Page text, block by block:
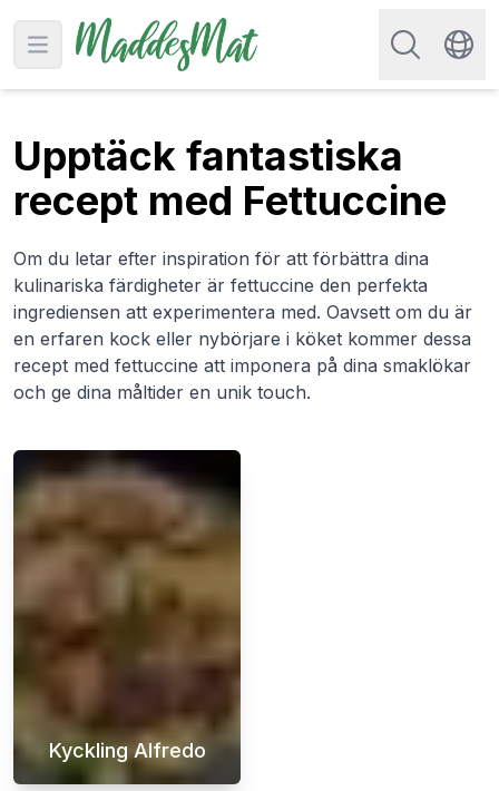
Open main menu
Sök efter
Upptäck fantastiska
recept med Fettuccine
Om du letar efter inspiration för att förbättra dina
kulinariska färdigheter är fettuccine den perfekta
ingrediensen att experimentera med. Oavsett om du är
en erfaren kock eller nybörjare i köket kommer dessa
recept med fettuccine att imponera på dina smaklökar
och ge dina måltider en unik touch.
Kyckling Alfredo
Kyckling Alfredo är en maträtt som är